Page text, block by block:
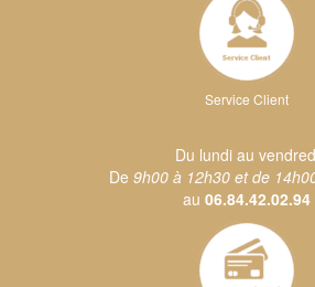
Service Client
Du lundi au
De 9h00 à 12h30 et de
au 06.84.42.02.94